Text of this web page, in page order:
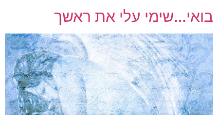
בואי…שימי עלי את ראשך